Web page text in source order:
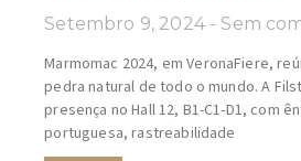
Setembro 9, 2024 Sem
Marmomac 2024, em VeronaFiere,
pedra natural de todo o mundo. A
presença no Hall 12, B1-C1-D1, com
portuguesa, rastreabilidade